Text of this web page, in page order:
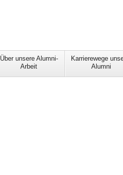
Über unsere Alumni-
Arbeit
Karrierewege
Alumni